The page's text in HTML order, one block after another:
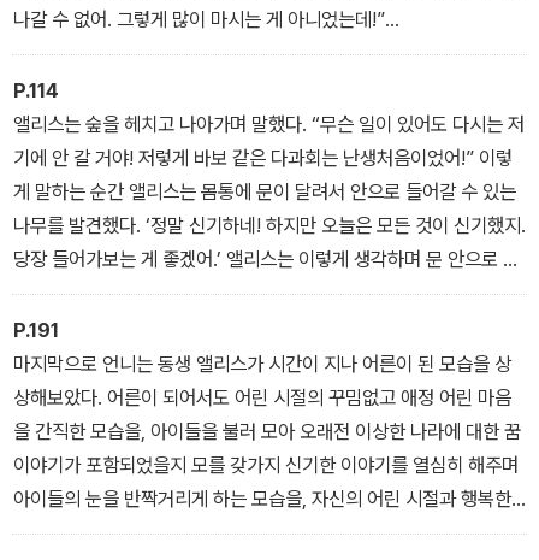
나갈 수 없어. 그렇게 많이 마시는 게 아니었는데!”
아아! 그렇게 바라기에는 너무 늦어버렸다! 앨리스는 계속 커졌고 곧
바닥에 무릎을 꿇어야 할 지경이 되었다. 잠시 후에 는 그래도 공간이
부족해서 한쪽 팔꿈치를 문에 대고 한쪽 팔로는 머리를 감싼 채 비스
듬히 누웠다. 그래도 몸이 계속 커지자 앨리스는 최후의 수단으로 한
쪽 팔을 창밖으로 내밀고 한쪽 발을 굴뚝에 밀어 넣고 중얼거렸다.
“이제 뭐가 어떻게 되든 더이상은 못 하겠어. 난 어떻게 되는 거지?”
다행히 작은 병이 부린 마법이 효력을 다했는지 앨리스는 더이상 커
지지 않았다. 하지만 자세가 매우 불편했고 방에서 나갈 가능성은 전
혀 없어 보였기에 당연하게도 앨리스는 슬픔에 빠졌다.
P.114
앨리스는 숲을 헤치고 나아가며 말했다. “무슨 일이 있어도 다시는 저
기에 안 갈 거야! 저렇게 바보 같은 다과회는 난생처음이었어!” 이렇
게 말하는 순간 앨리스는 몸통에 문이 달려서 안으로 들어갈 수 있는
나무를 발견했다. ‘정말 신기하네! 하지만 오늘은 모든 것이 신기했지.
당장 들어가보는 게 좋겠어.’ 앨리스는 이렇게 생각하며 문 안으로 들
어갔다. 그러자 또다시 긴 복도가 나타났고 작은 유리 탁자가 가까이
에 있었다. “이번에는 더 잘하겠지.” 앨리스는 이렇게 중얼거리고는
작은 황금 열쇠를 집어 들고 정원으로 이어지는 문을 열었다. 그런 다
음 키가 30센티미터 정도가 될 때까지 (주머니에 간직하고 있던) 버
섯 조각을 먹었다. 잠시 후 앨리스는 작은 통로를 걸어 내려갔다. 그러
자 마침내 화사한 꽃밭과 시원한 분수에 둘러싸인 아름다운 정원에
이르렀다.
P.191
마지막으로 언니는 동생 앨리스가 시간이 지나 어른이 된 모습을 상
상해보았다. 어른이 되어서도 어린 시절의 꾸밈없고 애정 어린 마음
을 간직한 모습을, 아이들을 불러 모아 오래전 이상한 나라에 대한 꿈
이야기가 포함되었을지 모를 갖가지 신기한 이야기를 열심히 해주며
아이들의 눈을 반짝거리게 하는 모습을, 자신의 어린 시절과 행복한
여름날을 떠올리며 아이들의 순진한 슬픔에 공감하고 그들의 소박한